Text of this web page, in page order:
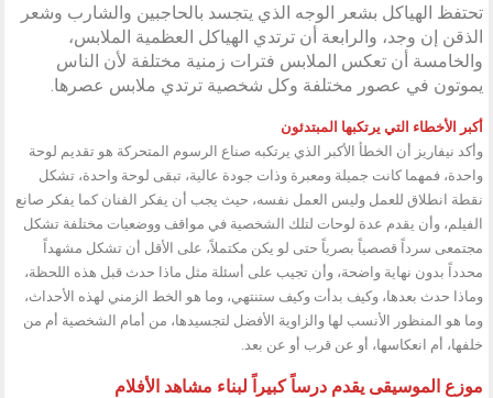
تحتفظ الهياكل بشعر الوجه الذي يتجسد بالحاجبين والشارب وشعر
الذقن إن وجد، والرابعة أن ترتدي الهياكل العظمية الملابس،
والخامسة أن تعكس الملابس فترات زمنية مختلفة لأن الناس
يموتون في عصور مختلفة وكل شخصية ترتدي ملابس عصرها.
أكبر الأخطاء التي يرتكبها المبتدئون
وأكد نيفاريز أن الخطأ الأكبر الذي يرتكبه صناع الرسوم المتحركة هو تقديم لوحة
واحدة، فمهما كانت جميلة ومعبرة وذات جودة عالية، تبقى لوحة واحدة، تشكل
نقطة انطلاق للعمل وليس العمل نفسه، حيث يجب أن يفكر الفنان كما يفكر صانع
الفيلم، وأن يقدم عدة لوحات لتلك الشخصية في مواقف ووضعيات مختلفة تشكل
مجتمعى سرداً قصصياً بصرياً حتى لو يكن مكتملاً، على الأقل أن تشكل مشهداً
محدداً بدون نهاية واضحة، وأن تجيب على أسئلة مثل ماذا حدث قبل هذه اللحظة،
وماذا حدث بعدها، وكيف بدأت وكيف ستنتهي، وما هو الخط الزمني لهذه الأحداث،
وما هو المنظور الأنسب لها والزاوية الأفضل لتجسيدها، من أمام الشخصية أم من
خلفها، أم انعكاسها، أو عن قرب أو عن بعد.
موزع الموسيقى يقدم درساً كبيراً لبناء مشاهد الأفلام